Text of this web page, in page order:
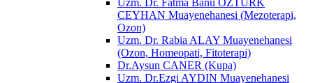
CEYHAN Muayenehanesi (Mezoterapi,
Ozon)
Uzm. Dr. Rabia ALAY Muayenehanesi
(Ozon, Homeopati, Fitoterapi)
Dr.Aysun CANER (Kupa)
Uzm. Dr.Ezgi AYDIN Muayenehanesi